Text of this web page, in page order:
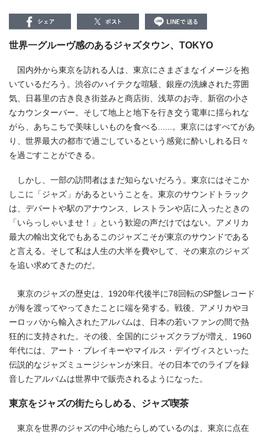
世界一グルーヴ感のあるジャズタウン、TOKYO
国内外から東京を訪れる人は、東京にさまざまなイメージを抱
いているだろう。渋谷のハイテクな喧騒、銀座の洗練された雰囲
気、日暮里の古き良き街並みと商店街、浅草のお寺、新宿の小さ
なカウンターバー。そして地上と地下を行き交う電車に揺られな
がら、あちこちで美味しいものを食べる......。東京にはすべてがあ
り、世界最大の都市で過ごしているという感覚に酔いしれる日々
を過ごすことができる。
しかし、一部の訪問者はまだ知らないだろう。東京にはそこか
しこに「ジャズ」があるということを。東京のサウンドトラック
は、デパートや駅のアナウンス、レストランや店に入ったときの
「いらっしゃいませ！」という歓迎の声だけではない。アメリカ
最大の輸出文化でもあるこのジャズこそが東京のサウンドである
と言える。そして私は人生の大半を費やして、その東京のジャズ
を追い求めてきたのだ。
東京のジャズの歴史は、1920年代後半に78回転のSP盤レコード
が海を渡ってやってきたことに端を発する。戦後、アメリカやヨ
ーロッパから輸入されたアルバムは、日本の若いファンの間で熱
狂的に支持された。その後、全国的にジャズクラブが増え、1960
年代には、アート・ブレイキーやマイルス・デイヴィスといった
伝説的なジャズミュージシャンが来日。その日本でのライブを録
音したアルバムは世界中で販売されるようになった。
東京をジャズの街たらしめる、ジャズ喫茶
東京を世界のジャズの中心地たらしめているのは、東京に点在